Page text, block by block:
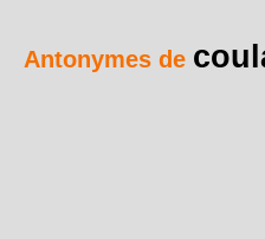
Antonymes de